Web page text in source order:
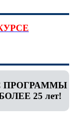
ПРОГРАММЫ
25 лет!